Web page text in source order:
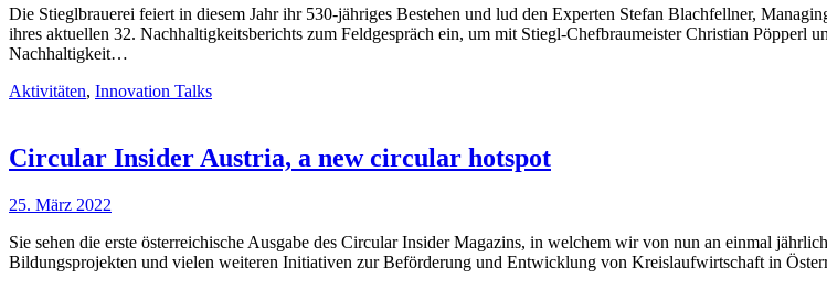
Die Stieglbrauerei feiert in diesem Jahr ihr 530-jähriges Bestehen und lud den Experten Stefan Blachfellner,
ihres aktuellen 32. Nachhaltigkeitsberichts zum Feldgespräch ein, um mit Stiegl-Chefbraumeister Christian
Nachhaltigkeit…
Aktivitäten, Innovation Talks
Circular Insider Austria, a new circular hotspot
25. März 2022
Sie sehen die erste österreichische Ausgabe des Circular Insider Magazins, in welchem wir von nun an einmal
Bildungsprojekten und vielen weiteren Initiativen zur Beförderung und Entwicklung von Kreislaufwirtschaft in